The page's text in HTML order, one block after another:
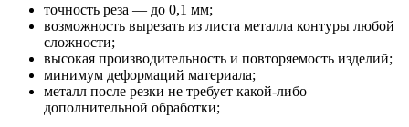
точность реза — до 0,1 мм;
возможность вырезать из листа металла контуры любой
сложности;
высокая производительность и повторяемость изделий;
минимум деформаций материала;
металл после резки не требует какой-либо
дополнительной обработки;